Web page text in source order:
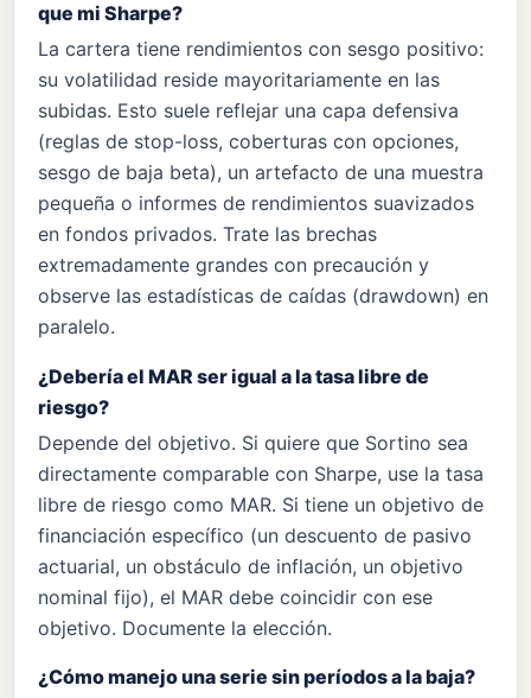
que mi Sharpe?
La cartera tiene rendimientos con sesgo positivo:
su volatilidad reside mayoritariamente en las
subidas. Esto suele reflejar una capa defensiva
(reglas de stop-loss, coberturas con opciones,
sesgo de baja beta), un artefacto de una muestra
pequeña o informes de rendimientos suavizados
en fondos privados. Trate las brechas
extremadamente grandes con precaución y
observe las estadísticas de caídas (drawdown) en
paralelo.
¿Debería el MAR ser igual a la tasa libre de
riesgo?
Depende del objetivo. Si quiere que Sortino sea
directamente comparable con Sharpe, use la tasa
libre de riesgo como MAR. Si tiene un objetivo de
financiación específico (un descuento de pasivo
actuarial, un obstáculo de inflación, un objetivo
nominal fijo), el MAR debe coincidir con ese
objetivo. Documente la elección.
¿Cómo manejo una serie sin períodos a la baja?